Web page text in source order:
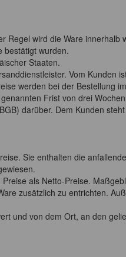
wird die Ware
bestätigt wurden.
Staaten.
Vom
werden bei der Bestellung
Frist von drei
darüber. Dem Kunden
Sie enthalten die
als Netto-Preise.
zusätzlich zu entrichten.
und von dem Ort, an den